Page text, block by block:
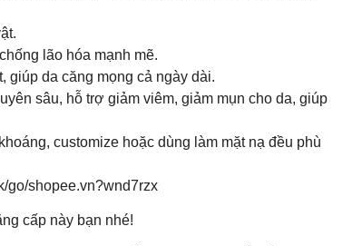
lão hóa mạnh mẽ.
giúp da căng mọng cả ngày dài.
sâu, hỗ trợ giảm viêm, giảm mụn cho da, giúp
customize hoặc dùng làm mặt nạ đều phù
go/shopee.vn?wnd7rzx
cấp này bạn nhé!